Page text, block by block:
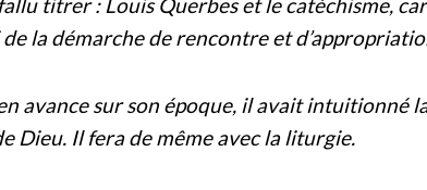
la démarche de rencontre et
avance sur son époque, il avait intuitionné
Dieu. Il fera de même avec la liturgie.